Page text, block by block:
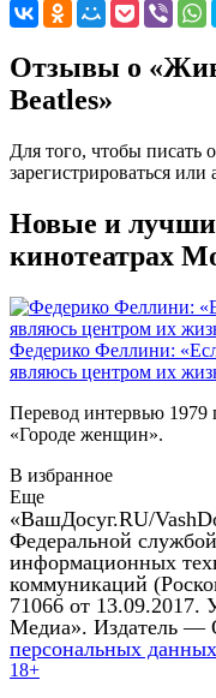
Отзывы о
Beatles»
Для того, чтобы писать
зарегистрироваться или
Новые и
кинотеатрах
Федерико Феллини:
являюсь центром их
Перевод интервью 1979
«Городе женщин».
В избранное
Еще
«ВашДосуг.RU/
Федеральной
информационных
коммуникаций
71066 от
Медиа». Издатель
персональных данных
18+